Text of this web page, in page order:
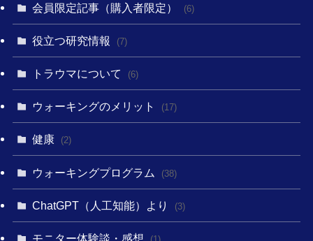
会員限定記事（購入者限定） (6)
役立つ研究情報 (7)
トラウマについて (6)
ウォーキングのメリット (17)
健康 (2)
ウォーキングプログラム (38)
ChatGPT（人工知能）より (3)
モニター体験談・感想